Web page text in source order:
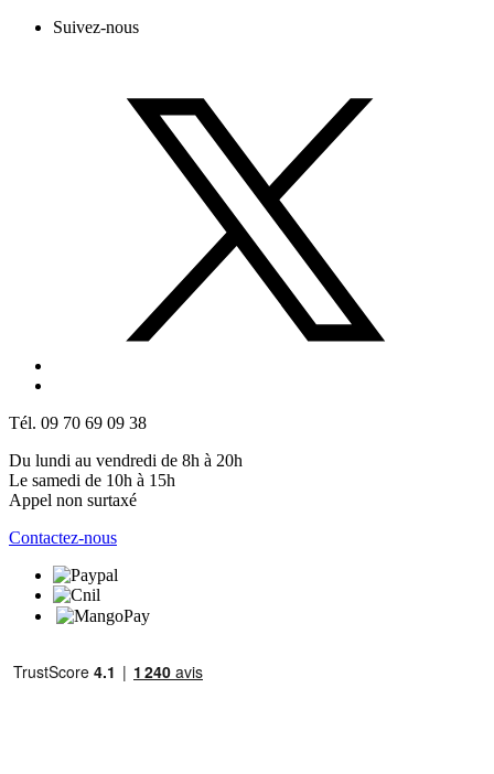
Suivez-nous
Tél. 09 70 69 09 38
Du lundi au vendredi de 8h à 20h
Le samedi de 10h à 15h
Appel non surtaxé
Contactez-nous